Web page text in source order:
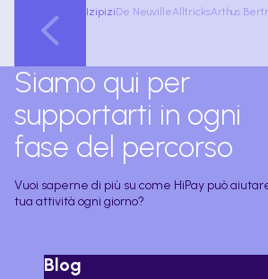
IzipiziDe NeuvilleAlltricksArthus
Siamo qui per
supportarti in ogni
fase del percorso
Vuoi saperne di più su come HiPay può
tua attività ogni giorno?
Blog